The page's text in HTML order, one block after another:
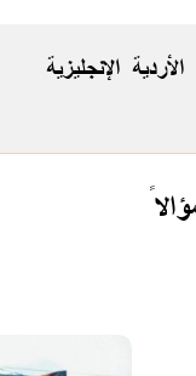
الإنجليزية الأردية